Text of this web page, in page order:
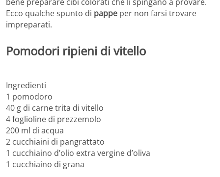
Ecco qualche spunto di pappe per non farsi trovare
impreparati.
Pomodori ripieni di vitello
Ingredienti
1 pomodoro
40 g di carne trita di vitello
4 foglioline di prezzemolo
200 ml di acqua
2 cucchiaini di pangrattato
1 cucchiaino d’olio extra vergine d’oliva
1 cucchiaino di grana